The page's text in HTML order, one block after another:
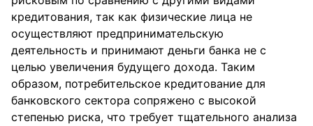
кредитования, так как физические лица не
осуществляют предпринимательскую
деятельность и принимают деньги банка не с
целью увеличения будущего дохода. Таким
образом, потребительское кредитование для
банковского сектора сопряжено с высокой
степенью риска, что требует тщательного анализа